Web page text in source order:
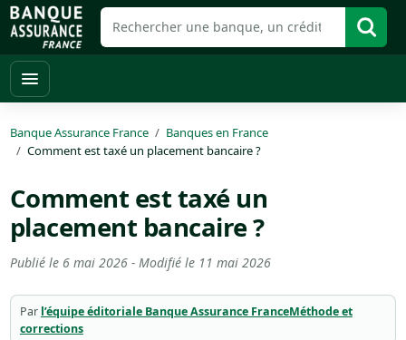
Banque Assurance France
Banques en France
Comment est taxé un placement bancaire ?
Comment est taxé un
placement bancaire ?
Publié le 6 mai 2026- Modifié le 11 mai 2026
Par l’équipe éditoriale Banque Assurance FranceMéthode et
corrections